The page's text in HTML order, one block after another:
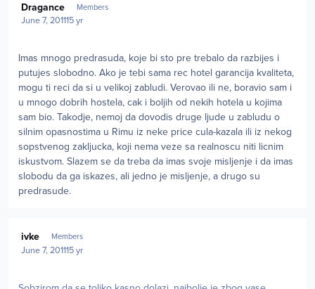
Dragance Members
June 7, 201115 yr
Imas mnogo predrasuda, koje bi sto pre trebalo da razbijes i
putujes slobodno. Ako je tebi sama rec hotel garancija kvaliteta,
mogu ti reci da si u velikoj zabludi. Verovao ili ne, boravio sam i
u mnogo dobrih hostela, cak i boljih od nekih hotela u kojima
sam bio. Takodje, nemoj da dovodis druge ljude u zabludu o
silnim opasnostima u Rimu iz neke price cula-kazala ili iz nekog
sopstvenog zakljucka, koji nema veze sa realnoscu niti licnim
iskustvom. Slazem se da treba da imas svoje misljenje i da imas
slobodu da ga iskazes, ali jedno je misljenje, a drugo su
predrasude.
ivke Members
June 7, 201115 yr